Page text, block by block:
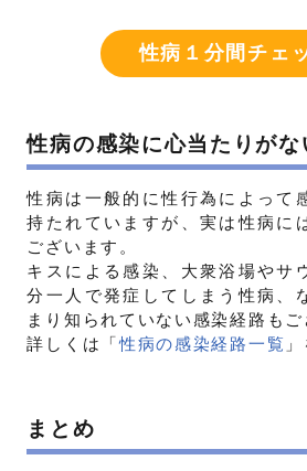
性病１分間チェ
性病の感染に心当たりがな
性病は一般的に性行為によって
持たれていますが、実は性病に
ございます。
キスによる感染、大衆浴場やサ
分一人で発症してしまう性病、
まり知られていない感染経路もご
詳しくは「性病の感染経路一覧
まとめ